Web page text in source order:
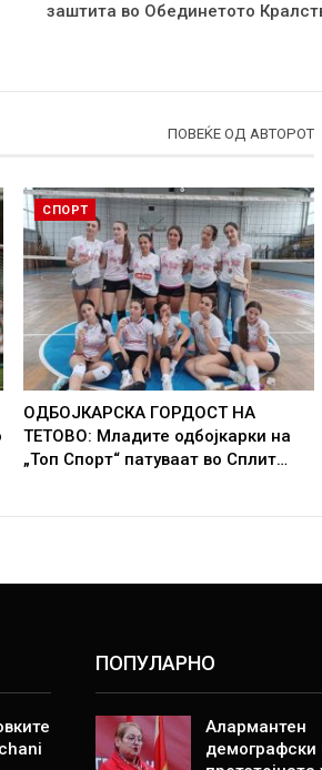
заштита во Обединетото
ПОВЕЌЕ ОД АВТОРОТ
СПОРТ
ОДБОЈКАРСКА ГОРДОСТ НА
ТЕТОВО: Младите одбојкарки на
„Топ Спорт“ патуваат во Сплит…
ПОПУЛАРНО
Алармантен
демографски